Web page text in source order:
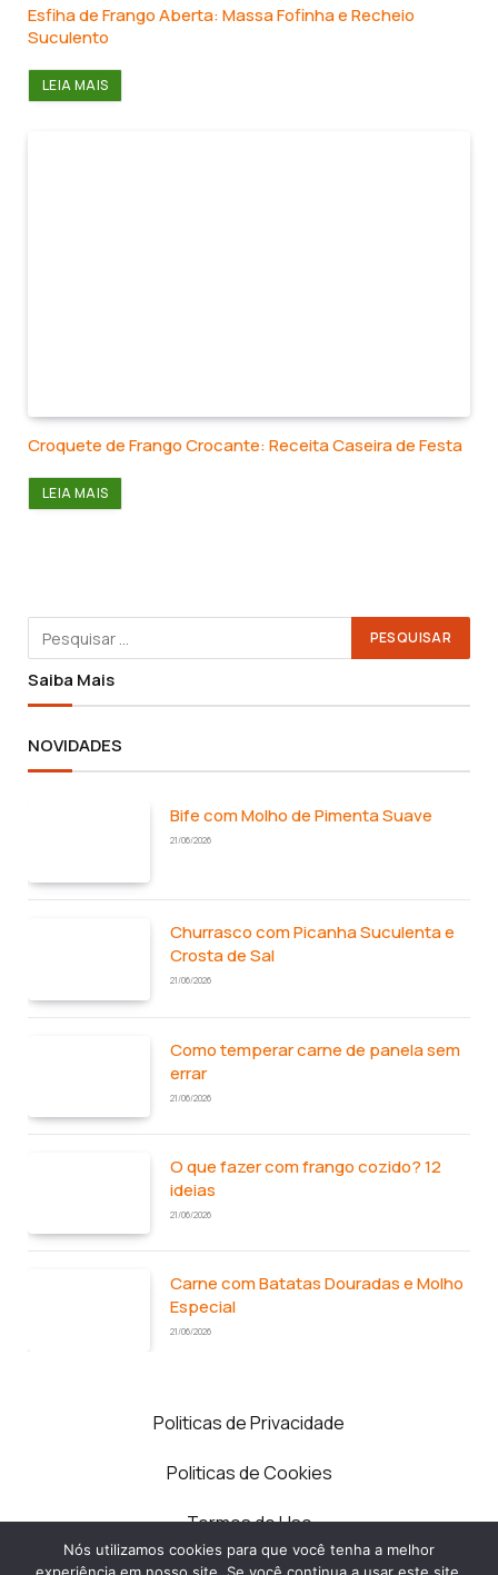
Esfiha de Frango Aberta: Massa Fofinha e Recheio
Suculento
LEIA MAIS
Croquete de Frango Crocante: Receita Caseira de Festa
LEIA MAIS
Saiba Mais
NOVIDADES
Bife com Molho de Pimenta Suave
21/06/2026
Churrasco com Picanha Suculenta e
Crosta de Sal
21/06/2026
Como temperar carne de panela sem
errar
21/06/2026
O que fazer com frango cozido? 12
ideias
21/06/2026
Carne com Batatas Douradas e Molho
Especial
21/06/2026
Politicas de Privacidade
Politicas de Cookies
Termos de Uso
Nós utilizamos cookies para que você tenha a melhor